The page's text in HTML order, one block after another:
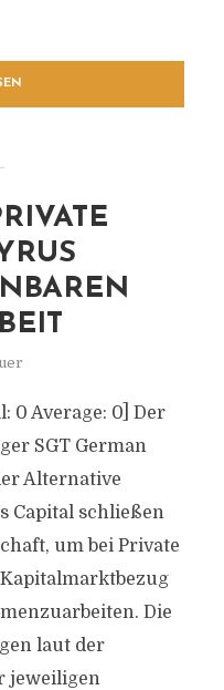
0 Average: 0] Der
SGT German
Alternative
Capital schließen
um bei Private
Die
laut der
jeweiligen